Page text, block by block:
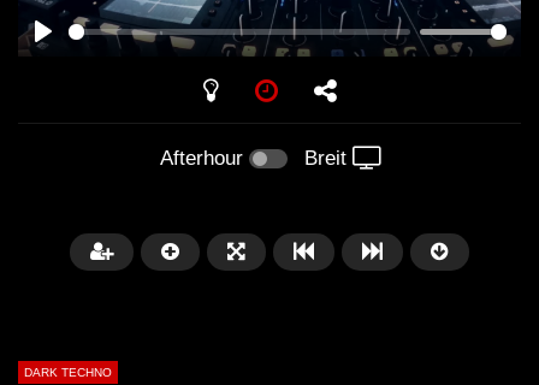
Afterhour Breit
DARK TECHNO